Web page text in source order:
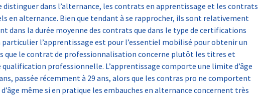
distinguer dans l’alternance, les contrats en apprentissage et les contrats
en alternance. Bien que tendant à se rapprocher, ils sont relativement
dans la durée moyenne des contrats que dans le type de certifications
particulier l’apprentissage est pour l’essentiel mobilisé pour obtenir un
que le contrat de professionnalisation concerne plutôt les titres et
professionnelle. L’apprentissage comporte une limite d’âge
passée récemment à 29 ans, alors que les contras pro ne comportent
même si en pratique les embauches en alternance concernent très